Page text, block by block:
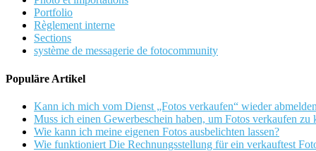
Portfolio
Règlement interne
Sections
système de messagerie de fotocommunity
Populäre Artikel
Kann ich mich vom Dienst „Fotos verkaufen“ wieder
Muss ich einen Gewerbeschein haben, um Fotos verkaufen zu
Wie kann ich meine eigenen Fotos ausbelichten lassen?
Wie funktioniert Die Rechnungsstellung für ein verkauftest